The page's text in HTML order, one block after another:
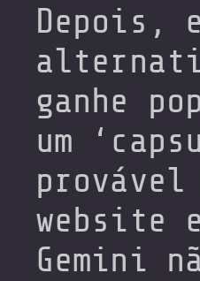
Depois,
ganhe
um
provável
website
Gemini